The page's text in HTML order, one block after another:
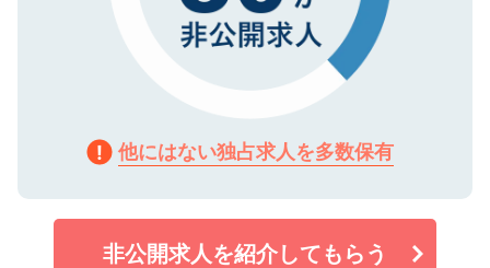
他にはない独占求人を多数保有
非公開求人を紹介してもらう